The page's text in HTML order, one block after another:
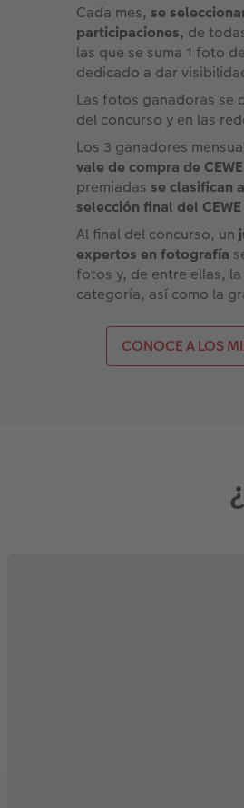
Cada mes, se
participaciones, de
las que se suma 1 foto
dedicado a dar
Las fotos ganadoras se
del concurso y en las
Los 3 ganadores
vale de compra de
premiadas se clasifican
selección final del
Al final del concurso, un
expertos en fotografía
fotos y, de entre ellas,
categoría, así como la
CONOCE A LOS